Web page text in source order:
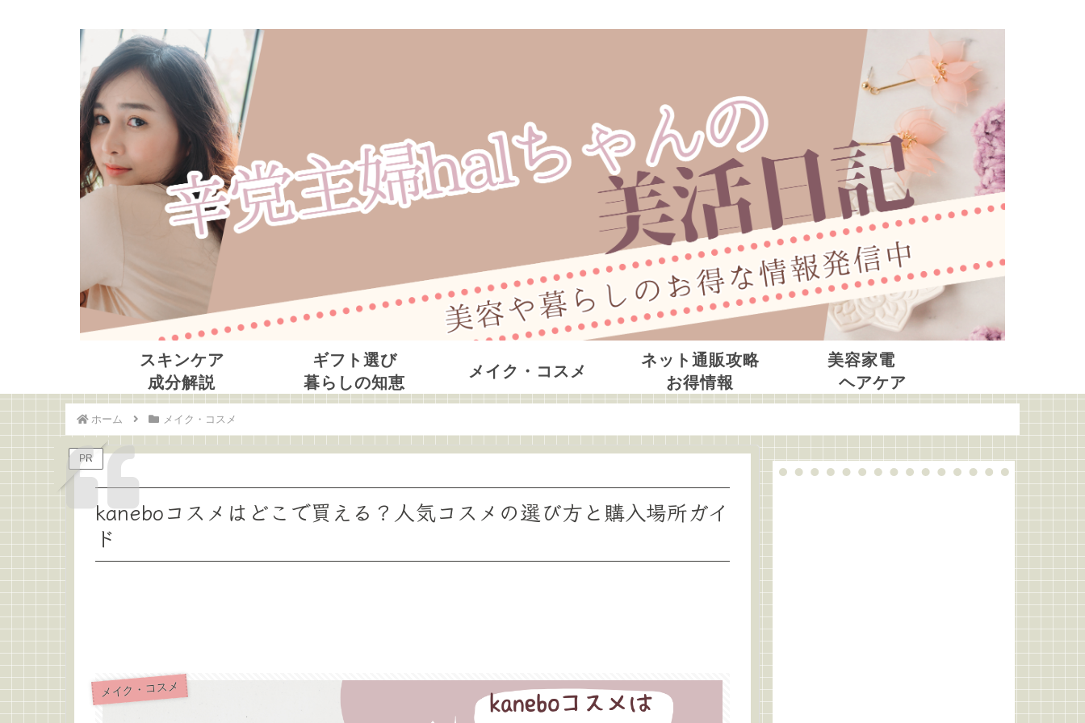
スキンケア
成分解説
ギフト選び
暮らしの知恵
メイク・コスメ
ネット通販攻略
お得情報
美容家電
ヘアケア
ホーム メイク・コスメ
PR
kaneboコスメはどこで買える？人気コスメの選び方と購入場所ガイ
ド
メイク・コスメ